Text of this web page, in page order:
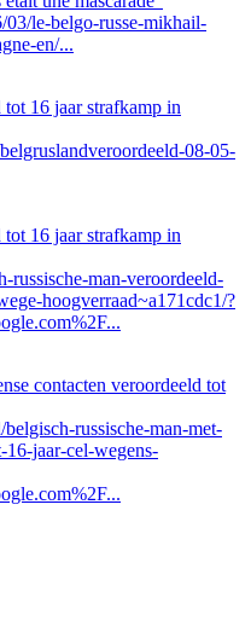
le-belgo-russe-mikhail-
en/...
16 jaar strafkamp in
08-05-
16 jaar strafkamp in
russische-man-veroordeeld-
hoogverraad~a171cdc1/?
contacten veroordeeld tot
russische-man-met-
16-jaar-cel-wegens-